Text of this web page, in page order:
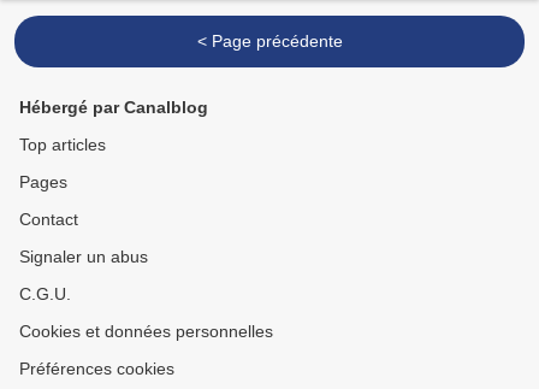
< Page précédente
Hébergé par Canalblog
Top articles
Pages
Contact
Signaler un abus
C.G.U.
Cookies et données personnelles
Préférences cookies